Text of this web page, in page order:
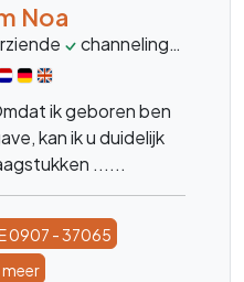
Noa
channeling
ik geboren ben
kan ik u duidelijk
......
0907 - 37065
meer